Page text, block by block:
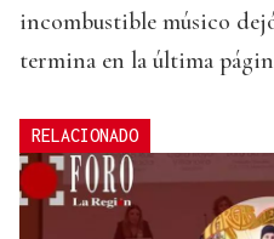
incombustible músico
termina en la última
RELACIONADO